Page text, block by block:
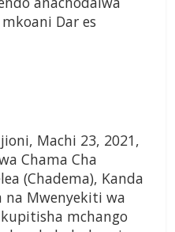
Dar es
Machi 23, 2021,
Chama Cha
(Chadema), Kanda
na Mwenyekiti wa
mchango